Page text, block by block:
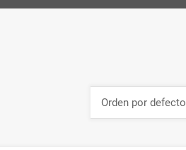
Orden por defecto